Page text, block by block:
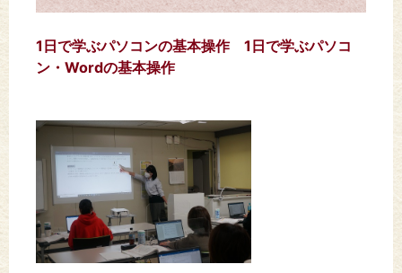
1日で学ぶパソコンの基本操作 1日で学ぶパソコ
ン・Wordの基本操作